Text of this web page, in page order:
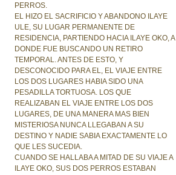
PERROS.
EL HIZO EL SACRIFICIO Y ABANDONO ILAYE
ULE, SU LUGAR PERMANENTE DE
RESIDENCIA, PARTIENDO HACIA ILAYE OKO, A
DONDE FUE BUSCANDO UN RETIRO
TEMPORAL. ANTES DE ESTO, Y
DESCONOCIDO PARA EL, EL VIAJE ENTRE
LOS DOS LUGARES HABIA SIDO UNA
PESADILLA TORTUOSA. LOS QUE
REALIZABAN EL VIAJE ENTRE LOS DOS
LUGARES, DE UNA MANERA MAS BIEN
MISTERIOSA NUNCA LLEGABAN A SU
DESTINO Y NADIE SABIA EXACTAMENTE LO
QUE LES SUCEDIA.
CUANDO SE HALLABA A MITAD DE SU VIAJE A
ILAYE OKO, SUS DOS PERROS ESTABAN